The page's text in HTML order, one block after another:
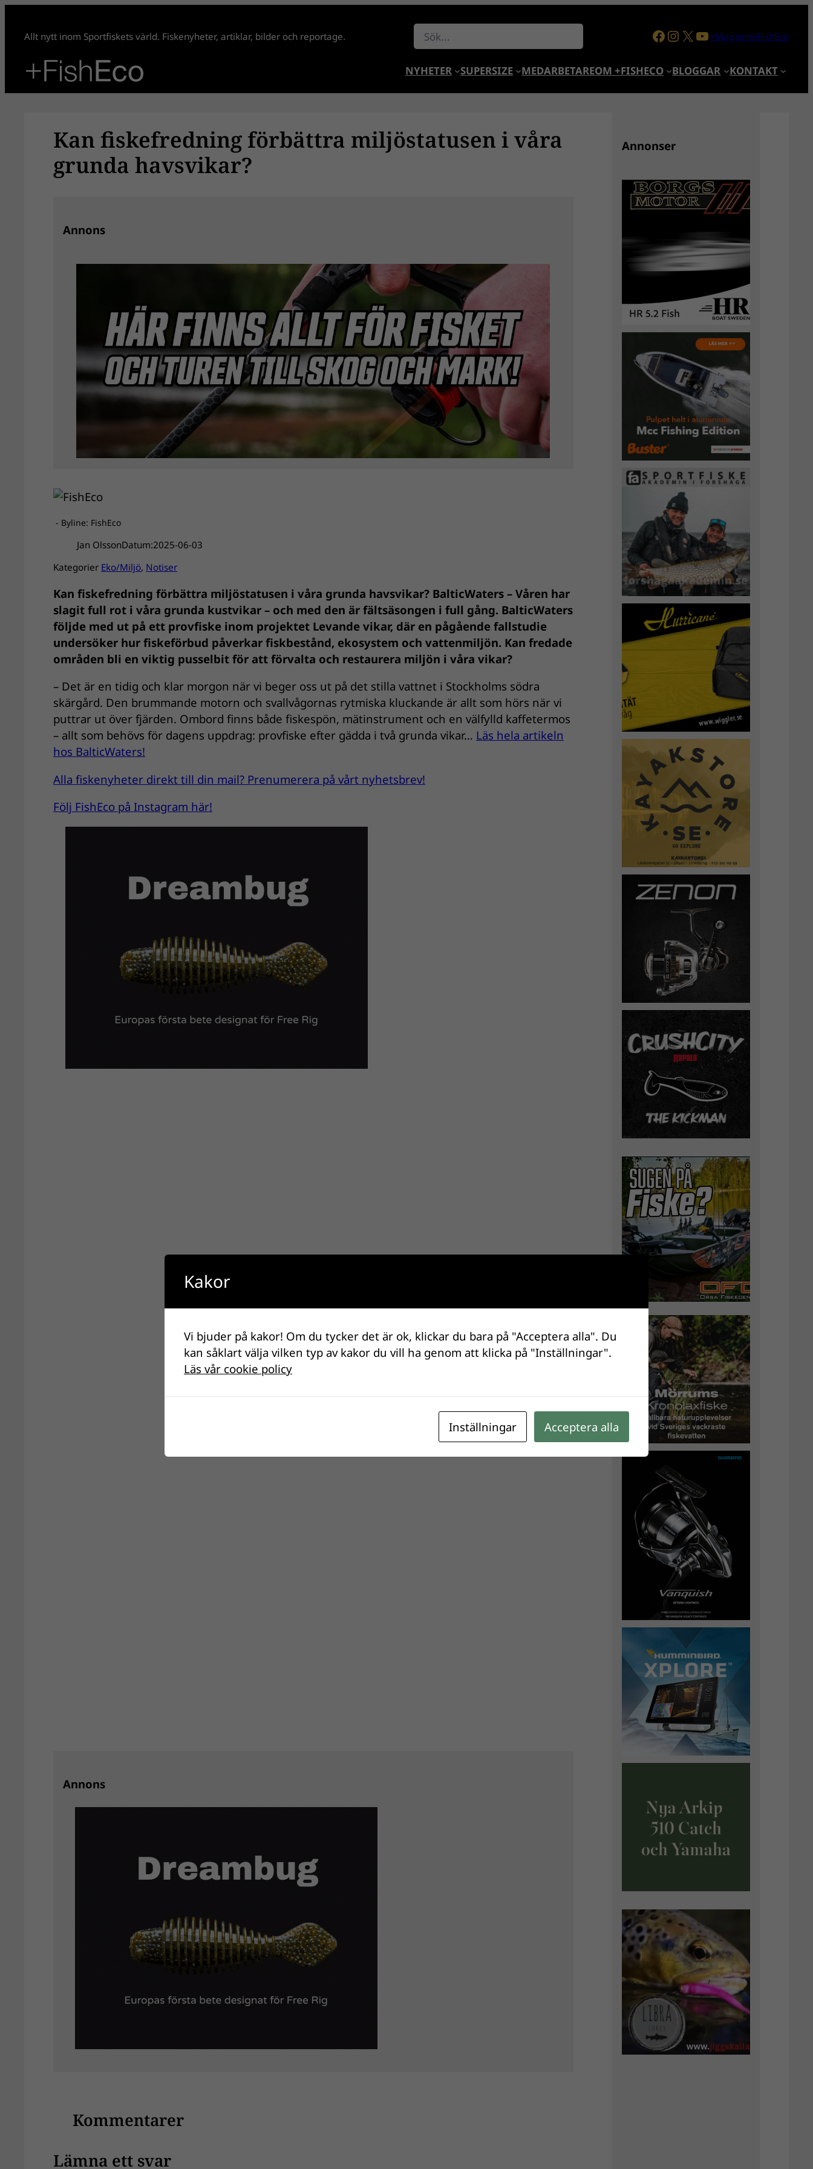
innehåll
Allt nytt inom Sportfiskets värld. Fiskenyheter, artiklar, bilder och reportage. Sök Facebook
Instagram
X YouTube
+MagazineFishEco
NYHETER SUPERSIZE MEDARBETAREOM +FISHECO BLOGGAR KONTAKT
Kan fiskefredning förbättra miljöstatusen i våra
grunda havsvikar?
Annons
- Byline: FishEco
Jan OlssonDatum:2025-06-03
Kategorier Eko/Miljö, Notiser
Kan fiskefredning förbättra miljöstatusen i våra grunda havsvikar? BalticWaters – Våren har
slagit full rot i våra grunda kustvikar – och med den är fältsäsongen i full gång. BalticWaters
följde med ut på ett provfiske inom projektet Levande vikar, där en pågående fallstudie
undersöker hur fiskeförbud påverkar fiskbestånd, ekosystem och vattenmiljön. Kan fredade
områden bli en viktig pusselbit för att förvalta och restaurera miljön i våra vikar?
– Det är en tidig och klar morgon när vi beger oss ut på det stilla vattnet i Stockholms södra
skärgård. Den brummande motorn och svallvågornas rytmiska kluckande är allt som hörs när vi
puttrar ut över fjärden. Ombord finns både fiskespön, mätinstrument och en välfylld kaffetermos
– allt som behövs för dagens uppdrag: provfiske efter gädda i två grunda vikar… Läs hela artikeln
hos BalticWaters!
Alla fiskenyheter direkt till din mail? Prenumerera på vårt nyhetsbrev!
Följ FishEco på Instagram här!
Annons
Kommentarer
Lämna ett svar
Annonser
Kakor
Vi bjuder på kakor! Om du tycker det är ok, klickar du bara på "Acceptera alla". Du
kan såklart välja vilken typ av kakor du vill ha genom att klicka på "Inställningar".
Läs vår cookie policy
Inställningar Acceptera alla